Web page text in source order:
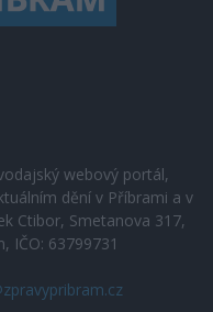
webový portál,
dění v Příbrami a v
Ctibor, Smetanova 317,
IČO: 63799731